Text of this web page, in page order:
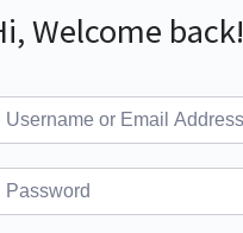
Welcome back!